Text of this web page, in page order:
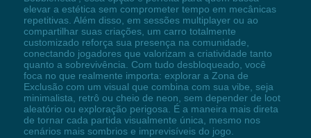
elevar a estética sem comprometer tempo em mecânicas
repetitivas. Além disso, em sessões multiplayer ou ao
compartilhar suas criações, um carro totalmente
customizado reforça sua presença na comunidade,
conectando jogadores que valorizam a criatividade tanto
quanto a sobrevivência. Com tudo desbloqueado, você
foca no que realmente importa: explorar a Zona de
Exclusão com um visual que combina com sua vibe, seja
minimalista, retrô ou cheio de neon, sem depender de loot
aleatório ou exploração perigosa. É a maneira mais direta
de tornar cada partida visualmente única, mesmo nos
cenários mais sombrios e imprevisíveis do jogo.